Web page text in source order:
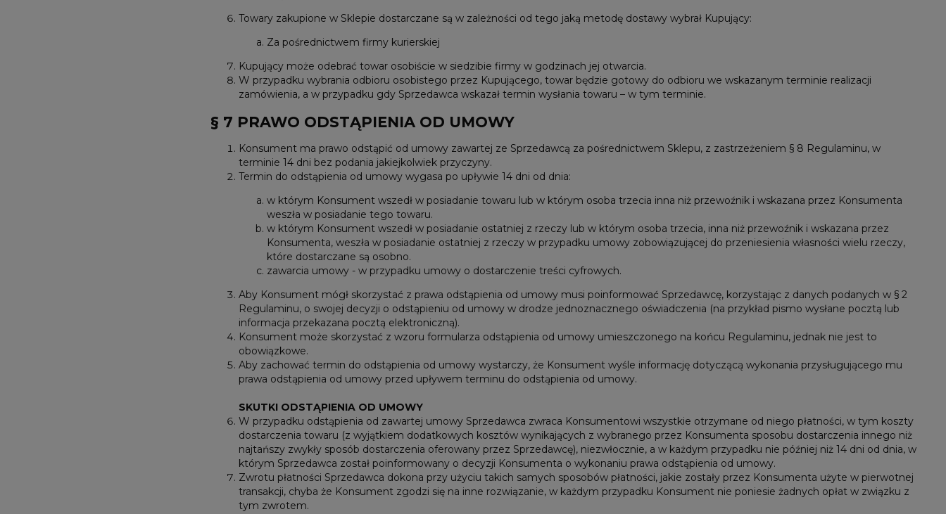
Towary zakupione w Sklepie dostarczane są w zależności od tego jaką metodę dostawy wybrał Kupujący:
Za pośrednictwem firmy kurierskiej
Kupujący może odebrać towar osobiście w siedzibie firmy w godzinach jej otwarcia.
W przypadku wybrania odbioru osobistego przez Kupującego, towar będzie gotowy do odbioru we wskazanym terminie realizacji
zamówienia, a w przypadku gdy Sprzedawca wskazał termin wysłania towaru – w tym terminie.
§ 7 PRAWO ODSTĄPIENIA OD UMOWY
Konsument ma prawo odstąpić od umowy zawartej ze Sprzedawcą za pośrednictwem Sklepu, z zastrzeżeniem § 8 Regulaminu, w
terminie 14 dni bez podania jakiejkolwiek przyczyny.
Termin do odstąpienia od umowy wygasa po upływie 14 dni od dnia:
w którym Konsument wszedł w posiadanie towaru lub w którym osoba trzecia inna niż przewoźnik i wskazana przez Konsumenta
weszła w posiadanie tego towaru.
w którym Konsument wszedł w posiadanie ostatniej z rzeczy lub w którym osoba trzecia, inna niż przewoźnik i wskazana przez
Konsumenta, weszła w posiadanie ostatniej z rzeczy w przypadku umowy zobowiązującej do przeniesienia własności wielu rzeczy,
które dostarczane są osobno.
zawarcia umowy - w przypadku umowy o dostarczenie treści cyfrowych.
Aby Konsument mógł skorzystać z prawa odstąpienia od umowy musi poinformować Sprzedawcę, korzystając z danych podanych w § 2
Regulaminu, o swojej decyzji o odstąpieniu od umowy w drodze jednoznacznego oświadczenia (na przykład pismo wysłane pocztą lub
informacja przekazana pocztą elektroniczną).
Konsument może skorzystać z wzoru formularza odstąpienia od umowy umieszczonego na końcu Regulaminu, jednak nie jest to
obowiązkowe.
Aby zachować termin do odstąpienia od umowy wystarczy, że Konsument wyśle informację dotyczącą wykonania przysługującego mu
prawa odstąpienia od umowy przed upływem terminu do odstąpienia od umowy.
SKUTKI ODSTĄPIENIA OD UMOWY
W przypadku odstąpienia od zawartej umowy Sprzedawca zwraca Konsumentowi wszystkie otrzymane od niego płatności, w tym koszty
dostarczenia towaru (z wyjątkiem dodatkowych kosztów wynikających z wybranego przez Konsumenta sposobu dostarczenia innego niż
najtańszy zwykły sposób dostarczenia oferowany przez Sprzedawcę), niezwłocznie, a w każdym przypadku nie później niż 14 dni od dnia, w
którym Sprzedawca został poinformowany o decyzji Konsumenta o wykonaniu prawa odstąpienia od umowy.
Zwrotu płatności Sprzedawca dokona przy użyciu takich samych sposobów płatności, jakie zostały przez Konsumenta użyte w pierwotnej
transakcji, chyba że Konsument zgodzi się na inne rozwiązanie, w każdym przypadku Konsument nie poniesie żadnych opłat w związku z
tym zwrotem.